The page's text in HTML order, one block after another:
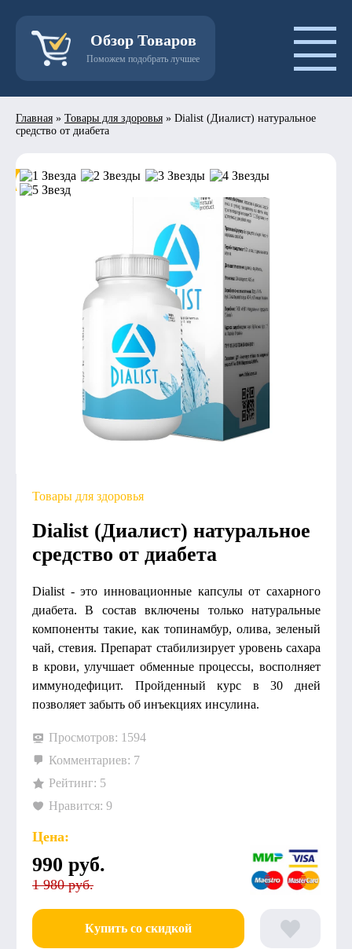
Обзор Товаров
Поможем подобрать лучшее
Главная » Товары для здоровья » Dialist (Диалист) натуральное
средство от диабета
- 50%
Товары для здоровья
Dialist (Диалист) натуральное
средство от диабета
Dialist - это инновационные капсулы от сахарного
диабета. В состав включены только натуральные
компоненты такие, как топинамбур, олива, зеленый
чай, стевия. Препарат стабилизирует уровень сахара
в крови, улучшает обменные процессы, восполняет
иммунодефицит. Пройденный курс в 30 дней
позволяет забыть об инъекциях инсулина.
Просмотров: 1594
Комментариев: 7
Рейтинг: 5
Нравится: 9
Цена:
990 руб.
1 980 руб.
Купить со скидкой